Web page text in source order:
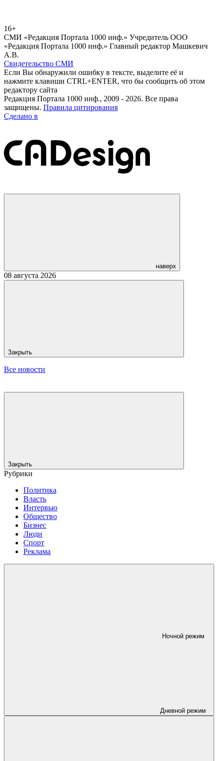
16+
СМИ «Редакция Портала 1000 инф.» Учредитель ООО
«Редакция Портала 1000 инф.» Главный редактор Машкевич
А.В.
Свидетельство СМИ
Если Вы обнаружили ошибку в тексте, выделите её и
нажмите клавиши CTRL+ENTER, что бы сообщить об этом
редактору сайта
Редакция Портала 1000 инф., 2009 - 2026. Все права
защищены. Правила цитирования
Сделано в
наверх
08 августа 2026
Закрыть
Все новости
Закрыть
Рубрики
Политика
Власть
Интервью
Общество
Бизнес
Люди
Спорт
Реклама
Ночной режим
Дневной режим